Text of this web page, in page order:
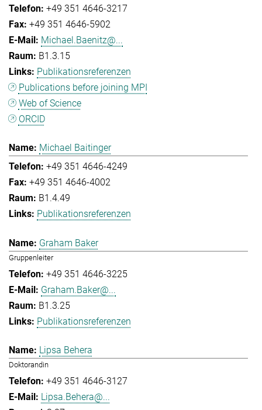
+49 351 4646-3217
+49 351 4646-5902
Michael.Baenitz@...
B1.3.15
Publikationsreferenzen
Publications before joining MPI
Web of Science
ORCID
Michael Baitinger
+49 351 4646-4249
+49 351 4646-4002
B1.4.49
Publikationsreferenzen
Graham Baker
Gruppenleiter
+49 351 4646-3225
Graham.Baker@...
B1.3.25
Publikationsreferenzen
Lipsa Behera
Doktorandin
+49 351 4646-3127
Lipsa.Behera@...